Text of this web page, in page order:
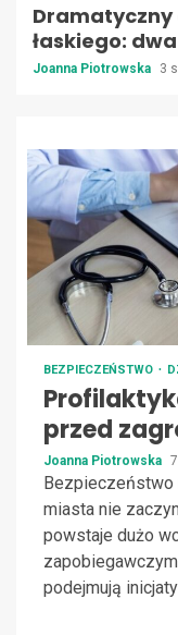
łaskiego:
Joanna Piotrowska 3
BEZPIECZEŃSTWO
przed
Joanna Piotrowska
Bezpieczeństwo
miasta nie
powstaje dużo
podejmują